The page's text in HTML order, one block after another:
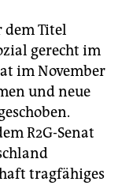
Titel
gerecht im
im November
und neue
R2G-Senat
tragfähiges